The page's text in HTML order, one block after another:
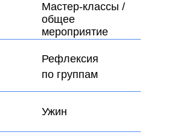
Рефлексия
по группам
Ужин
Мастер-классы /
общее
мероприятие